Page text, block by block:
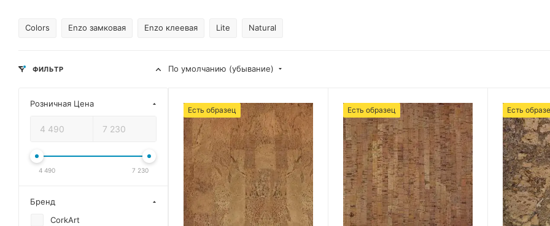
Colors Enzo замковая Enzo клеевая Lite Natural
По умолчанию (убывание)
Есть образец Есть образец Есть
ФИЛЬТР
Розничная Цена
4 490 7 230
Бренд
CorkArt